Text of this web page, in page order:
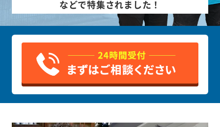
などで特集されました！